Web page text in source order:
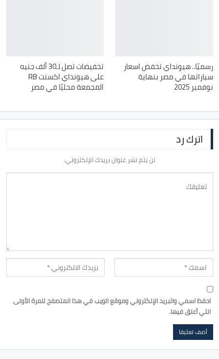
رسميًا.. هيونداي تخفض اسعار
سياراتها في مصر بنهاية
نوفمبر 2025
تخفيضات تصل لـ30 ألف جنيه
على هيونداي اكسنت RB
المجمعة محليًا في مصر
اترك رد
لن يتم نشر عنوان بريدك الإلكتروني.
احفظ اسمي والبريد الإلكتروني وموقع الويب في هذا المتصفح للمرة الأولى
التي أعلق فيها.